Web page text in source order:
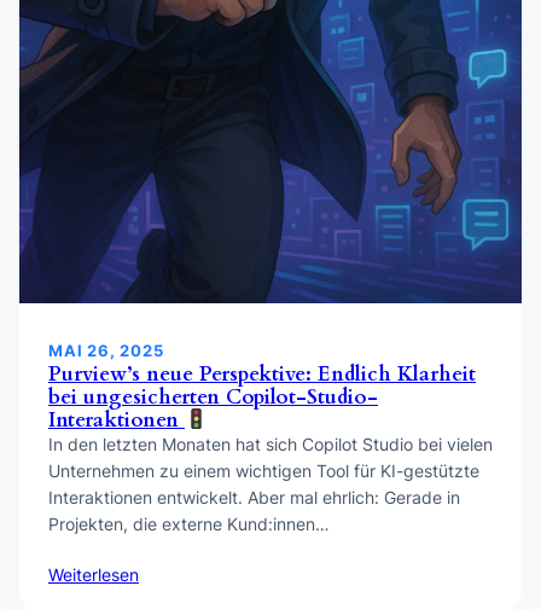
MAI 26, 2025
Purview’s neue Perspektive: Endlich Klarheit
bei ungesicherten Copilot-Studio-
Interaktionen
In den letzten Monaten hat sich Copilot Studio bei vielen
Unternehmen zu einem wichtigen Tool für KI-gestützte
Interaktionen entwickelt. Aber mal ehrlich: Gerade in
Projekten, die externe Kund:innen…
Weiterlesen